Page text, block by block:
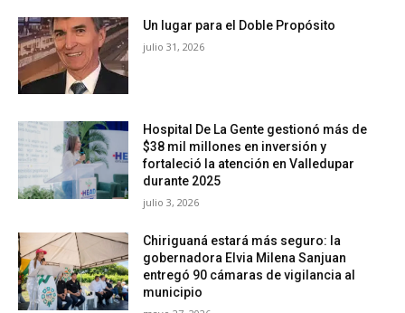
Un lugar para el Doble Propósito
julio 31, 2026
Hospital De La Gente gestionó más de
$38 mil millones en inversión y
fortaleció la atención en Valledupar
durante 2025
julio 3, 2026
Chiriguaná estará más seguro: la
gobernadora Elvia Milena Sanjuan
entregó 90 cámaras de vigilancia al
municipio